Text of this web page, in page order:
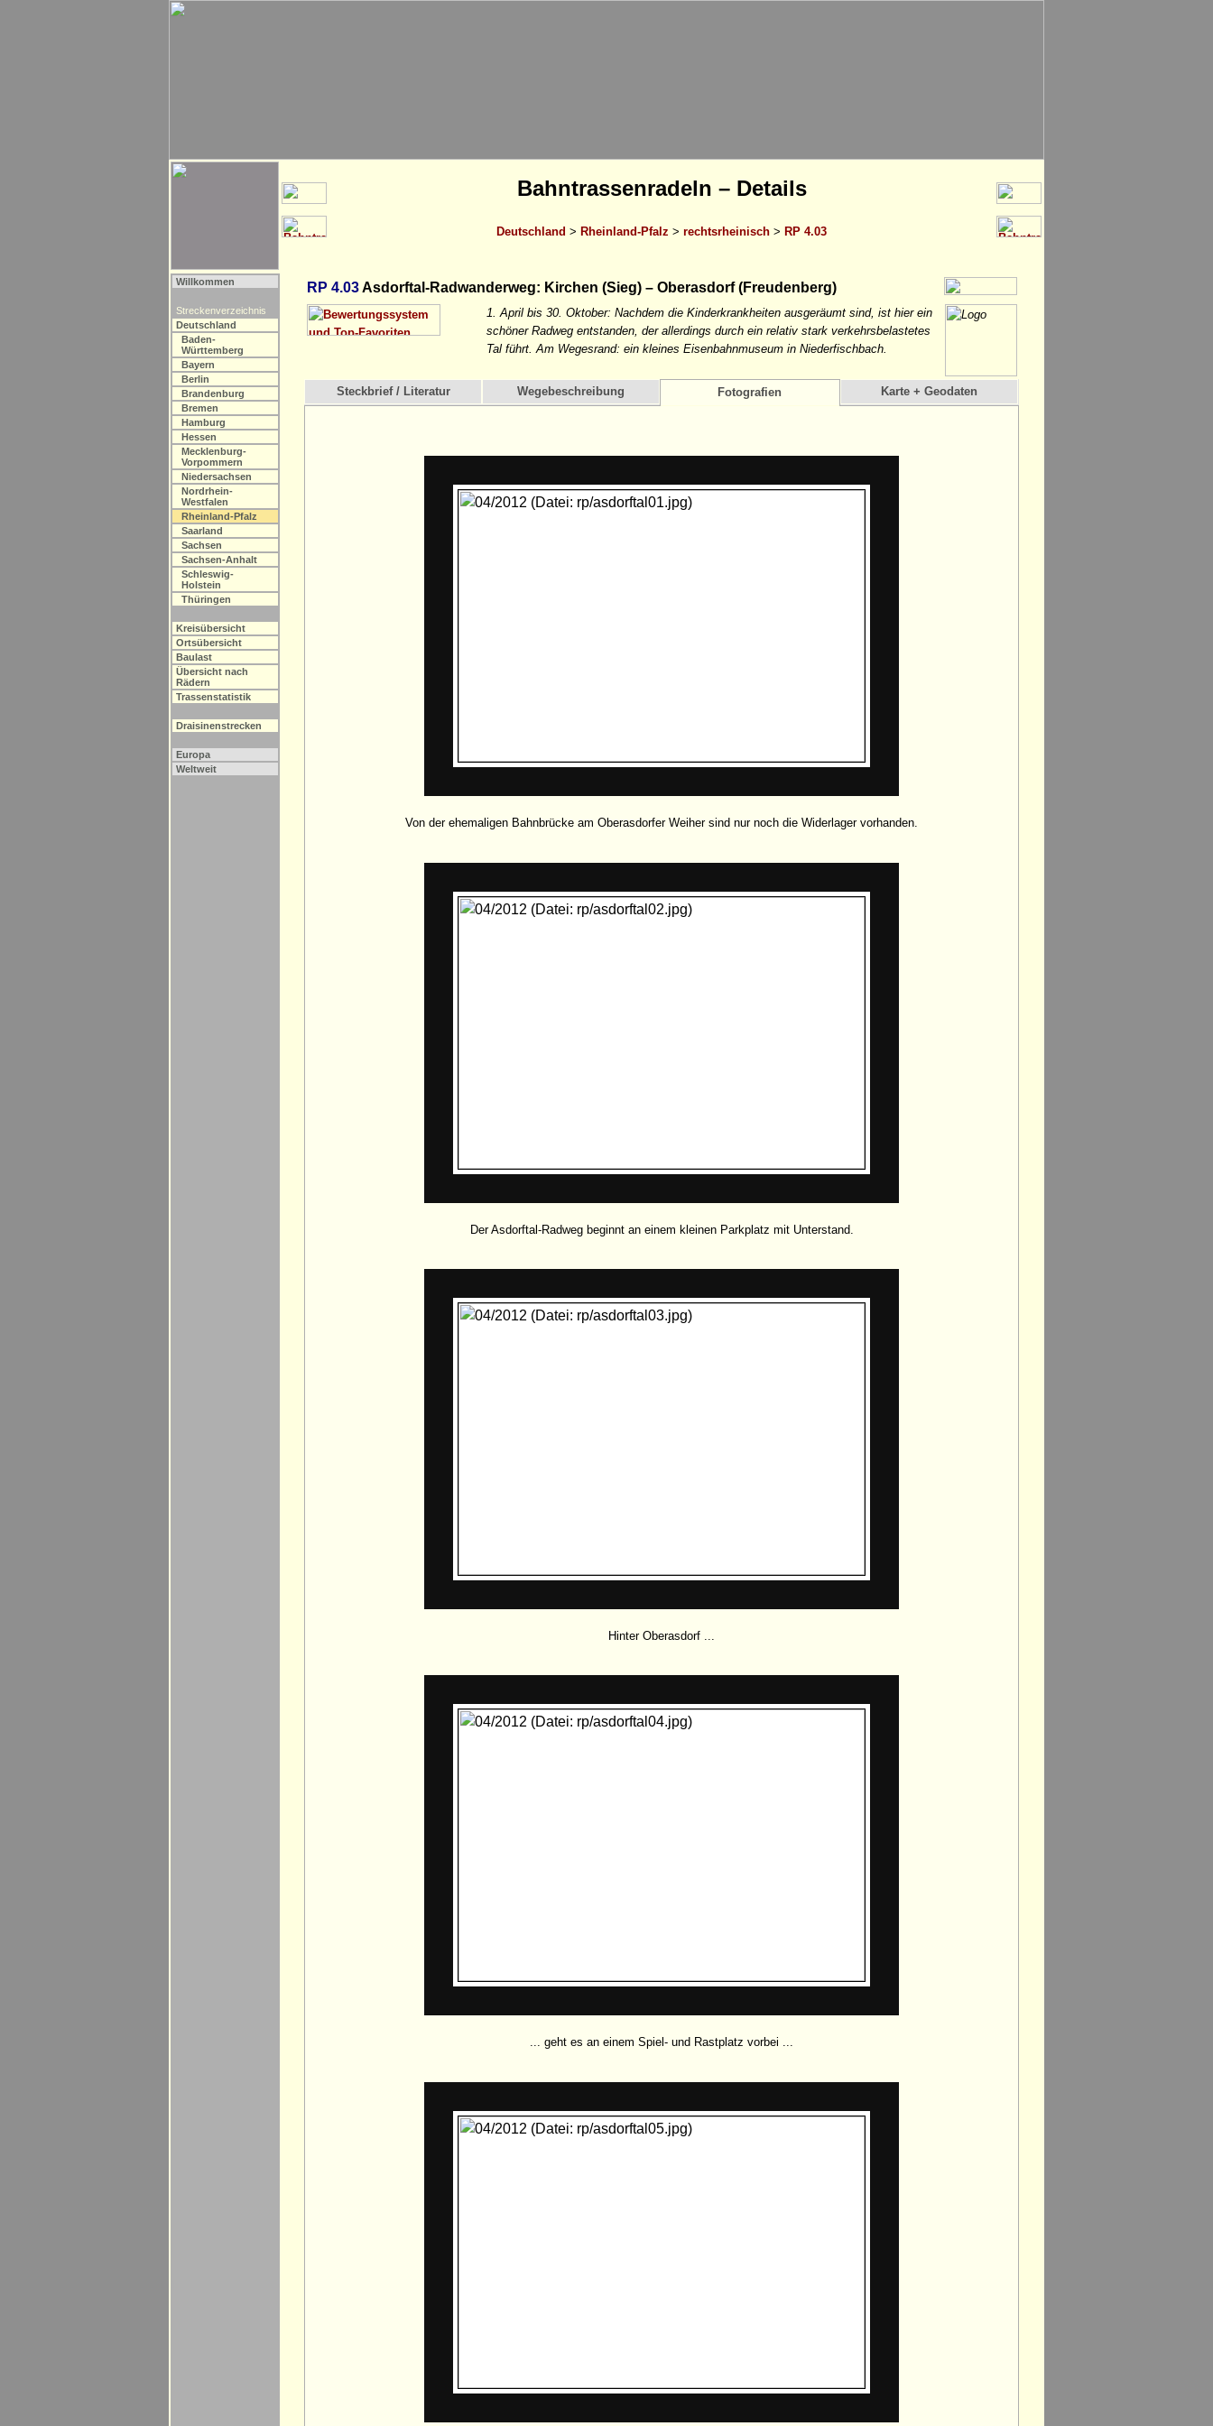
Bahntrassenradeln – Details
Deutschland > Rheinland-Pfalz > rechtsrheinisch > RP 4.03
Willkommen
Streckenverzeichnis
Deutschland
Baden-
Württemberg
Bayern
Berlin
Brandenburg
Bremen
Hamburg
Hessen
Mecklenburg-
Vorpommern
Niedersachsen
Nordrhein-
Westfalen
Rheinland-Pfalz
Saarland
Sachsen
Sachsen-Anhalt
Schleswig-
Holstein
Thüringen
Kreisübersicht
Ortsübersicht
Baulast
Übersicht nach
Rädern
Trassenstatistik
Draisinenstrecken
Europa
Weltweit
RP 4.03Asdorftal-Radwanderweg: Kirchen (Sieg) – Oberasdorf (Freudenberg)
1. April bis 30. Oktober: Nachdem die Kinderkrankheiten ausgeräumt sind, ist hier ein
schöner Radweg entstanden, der allerdings durch ein relativ stark verkehrsbelastetes
Tal führt. Am Wegesrand: ein kleines Eisenbahnmuseum in Niederfischbach.
Steckbrief / Literatur Wegebeschreibung Fotografien Karte + Geodaten
Von der ehemaligen Bahnbrücke am Oberasdorfer Weiher sind nur noch die Widerlager vorhanden.
Der Asdorftal-Radweg beginnt an einem kleinen Parkplatz mit Unterstand.
Hinter Oberasdorf ...
... geht es an einem Spiel- und Rastplatz vorbei ...